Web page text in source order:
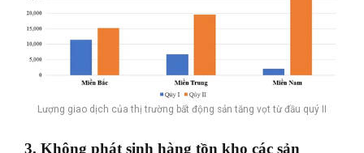
Lượng giao dịch của thị trường bất động sản tăng vọt từ đầu quý II
3. Không phát sinh hàng tồn kho các sản